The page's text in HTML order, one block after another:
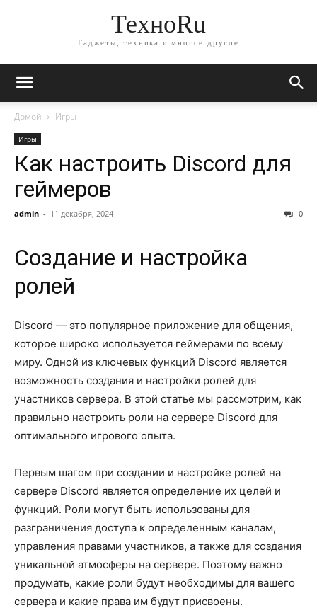
ТехноRu
Гаджеты, техника и многое другое
Домой Игры
Игры
Как настроить Discord для
геймеров
admin - 11 декабря, 2024 0
Создание и настройка
ролей
Discord — это популярное приложение для общения,
которое широко используется геймерами по всему
миру. Одной из ключевых функций Discord является
возможность создания и настройки ролей для
участников сервера. В этой статье мы рассмотрим, как
правильно настроить роли на сервере Discord для
оптимального игрового опыта.
Первым шагом при создании и настройке ролей на
сервере Discord является определение их целей и
функций. Роли могут быть использованы для
разграничения доступа к определенным каналам,
управления правами участников, а также для создания
уникальной атмосферы на сервере. Поэтому важно
продумать, какие роли будут необходимы для вашего
сервера и какие права им будут присвоены.